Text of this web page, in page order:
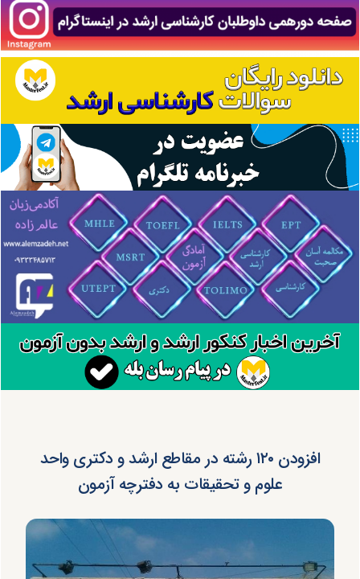
افزودن ۱۲۰ رشته در مقاطع ارشد و دکتری واحد
علوم و تحقیقات به دفترچه آزمون